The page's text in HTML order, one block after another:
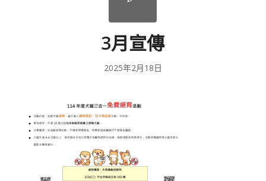
3月宣傳
2025年2月18日